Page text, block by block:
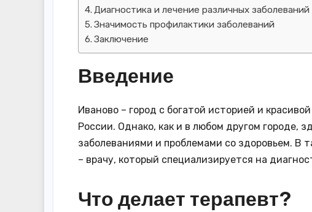
Диагностика и лечение различных заболеваний
Значимость профилактики заболеваний
Заключение
Введение
Иваново – город с богатой историей и
России. Однако, как и в любом другом городе,
заболеваниями и проблемами со здоровьем. В
– врачу, который специализируется на
Что делает терапевт?